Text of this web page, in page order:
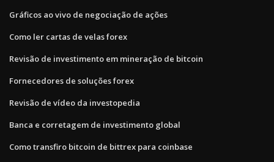
Gráficos ao vivo de negociação de ações
Como ler cartas de velas forex
Revisão de investimento em mineração de bitcoin
Fornecedores de soluções forex
Revisão de vídeo da investopedia
Banca e corretagem de investimento global
Como transfiro bitcoin de bittrex para coinbase